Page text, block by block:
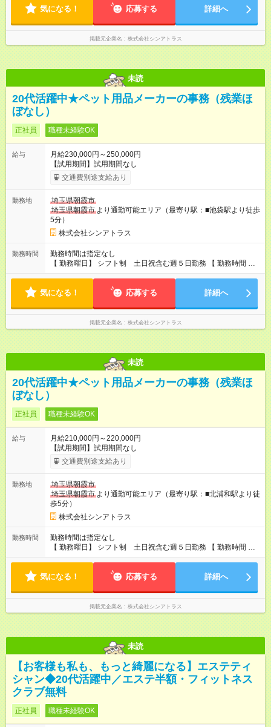
気になる！ 応募する 詳細へ
掲載元企業名 株式会社シンアトラス
未読
20代活躍中★ペット用品メーカーの事務（残業ほ
ぼなし）
正社員 職種未経験OK
給与
月給230,000円～250,000円
【試用期間】試用期間なし
交通費別途支給あり
勤務地
埼玉県朝霞市
埼玉県朝霞市 より通勤可能エリア（最寄り駅：■池袋駅より徒歩
5分）
株式会社シンアトラス
勤務時間
勤務時間は指定なし
【 勤務曜日】 シフト制 土日祝含む週５日勤務 【 勤務時間 】
・ 9：00～20：00（実働8h／休憩１h） ※残業ほとんどありま
気になる！ 応募する 詳細へ
掲載元企業名 株式会社シンアトラス
未読
20代活躍中★ペット用品メーカーの事務（残業ほ
ぼなし）
正社員 職種未経験OK
給与
月給210,000円～220,000円
【試用期間】試用期間なし
交通費別途支給あり
勤務地
埼玉県朝霞市
埼玉県朝霞市 より通勤可能エリア（最寄り駅：■北浦和駅より徒
歩5分）
株式会社シンアトラス
勤務時間
勤務時間は指定なし
【 勤務曜日】 シフト制 土日祝含む週５日勤務 【 勤務時間 】
・ 9：00～20：00（実働8h／休憩１h） ※残業ほとんどありま
気になる！ 応募する 詳細へ
掲載元企業名 株式会社シンアトラス
未読
【お客様も私も、もっと綺麗になる】エステティ
シャン◆20代活躍中／エステ半額・フィットネス
クラブ無料
正社員 職種未経験OK